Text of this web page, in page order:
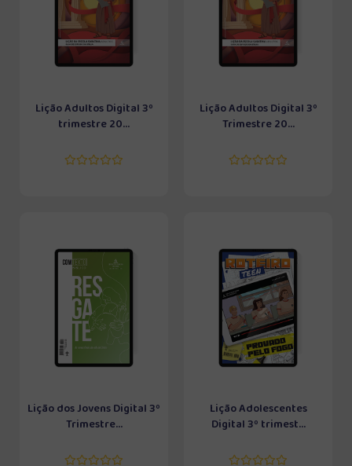
Lição Adultos Digital 3º
trimestre 20...
Lição Adultos Digital 3º
Trimestre 20...
Lição dos Jovens Digital 3º
Trimestre...
Lição Adolescentes
Digital 3º trimest...